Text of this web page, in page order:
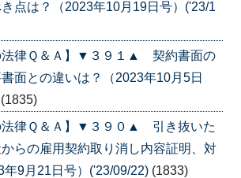
点は？（2023年10月19日号）('23/1
法律Ｑ＆Ａ】▼３９１▲ 契約書面の
面との違いは？（2023年10月5日
(1835)
法律Ｑ＆Ａ】▼３９０▲ 引き抜いた
らの雇用契約取り消し内容証明、対
年9月21日号）('23/09/22) (1833)